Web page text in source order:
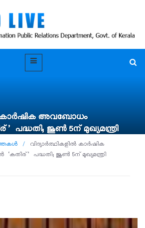
കാർഷിക അവബോധം
പദ്ധതി; ജൂൺ 5ന് മുഖ്യമന്ത്രി
/
വിദ്യാർത്ഥികളിൽ കാർഷിക
പദ്ധതി; ജൂൺ 5ന് മുഖ്യമന്ത്രി